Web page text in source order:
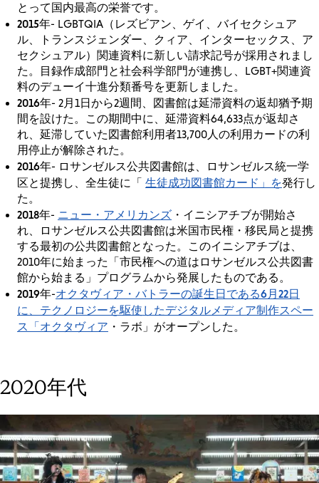
とって国内最高の栄誉です。
2015年- LGBTQIA（レズビアン、ゲイ、バイセクシュア
ル、トランスジェンダー、クィア、インターセックス、ア
セクシュアル）関連資料に新しい請求記号が採用されまし
た。目録作成部門と社会科学部門が連携し、LGBT+関連資
料のデューイ十進分類番号を更新しました。
2016年- 2月1日から2週間、図書館は延滞資料の返却猶予期
間を設けた。この期間中に、延滞資料64,633点が返却さ
れ、延滞していた図書館利用者13,700人の利用カードの利
用停止が解除された。
2016年- ロサンゼルス公共図書館は、ロサンゼルス統一学
区と提携し、全生徒に「 生徒成功図書館カード」を発行し
た。
2018年- ニュー・アメリカンズ ・イニシアチブが開始さ
れ、ロサンゼルス公共図書館は米国市民権・移民局と提携
する最初の公共図書館となった。このイニシアチブは、
2010年に始まった「市民権への道はロサンゼルス公共図書
館から始まる」プログラムから発展したものである。
2019年-オクタヴィア・ バトラーの誕生日である6月22日
に、テクノロジーを駆使したデジタルメディア制作スペー
ス「オクタヴィア ・ラボ」がオープンした。
2020年代